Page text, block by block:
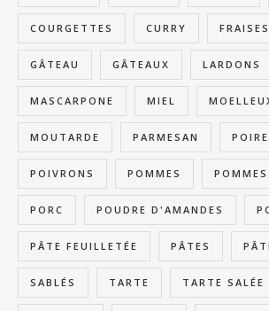
COURGETTES CURRY FRAISES
GÂTEAU GÂTEAUX LARDONS
MASCARPONE MIEL
MOUTARDE PARMESAN
POIVRONS POMMES
PORC POUDRE D'AMANDES
PÂTE FEUILLETÉE PÂTES
SABLÉS TARTE TARTE SALÉE